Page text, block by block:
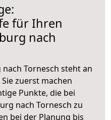
für Ihren
nach
Tornesch steht an
zuerst machen
Punkte, die bei
nach Tornesch zu
bei der Planung bis